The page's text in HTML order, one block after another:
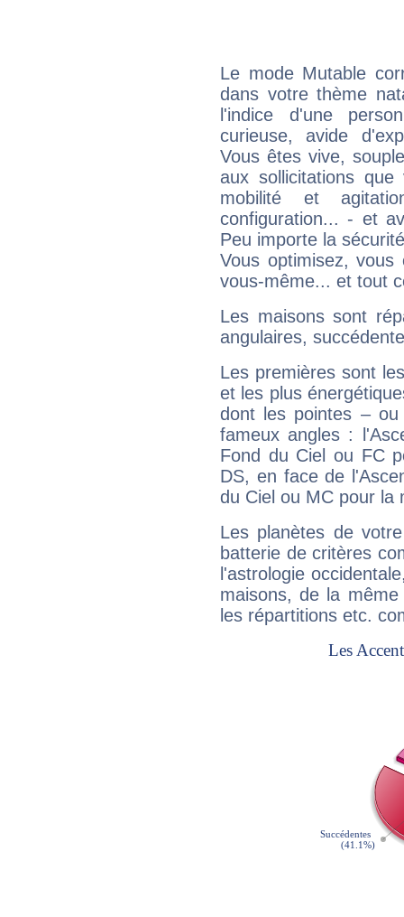
Le mode Mutable
dans votre thème
l'indice d'une
curieuse, avide
Vous êtes vive,
aux sollicitations
mobilité et
configuration... - et
Peu importe la
Vous optimisez, vous
vous-même... et tout
Les maisons sont
angulaires,
Les premières sont
et les plus
dont les pointes –
fameux angles :
Fond du Ciel ou FC
DS, en face de
du Ciel ou MC pour la
Les planètes de
batterie de critères
l'astrologie
maisons, de la
les répartitions etc.